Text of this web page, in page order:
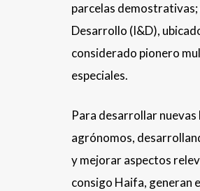
parcelas
Desarrollo (I&D),
considerado pionero
especiales.
Para desarrollar
agrónomos,
y mejorar aspectos
consigo Haifa, generan